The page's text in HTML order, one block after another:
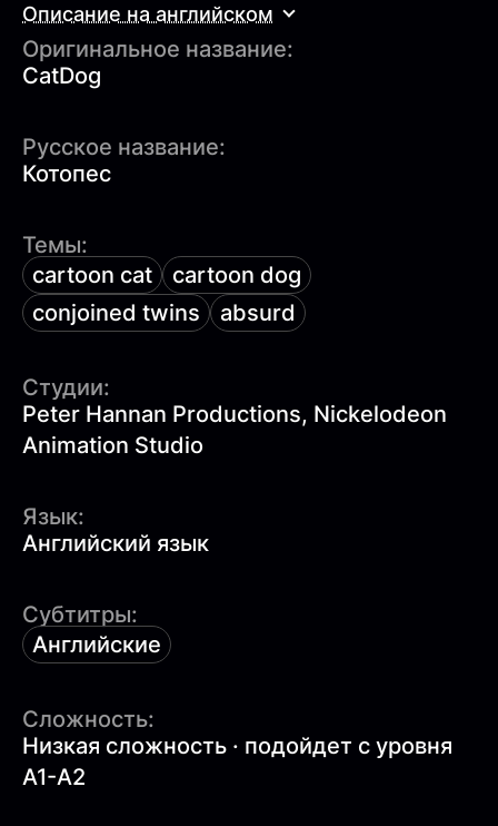
Описание на английском
Оригинальное название:
CatDog
Русское название:
Котопес
Темы:
cartoon cat
cartoon dog
conjoined twins
absurd
Студии:
Peter Hannan Productions, Nickelodeon
Animation Studio
Язык:
Английский язык
Субтитры:
Английские
Сложность:
Низкая сложность · подойдет с уровня
A1-A2